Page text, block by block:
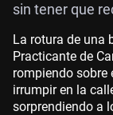
sin tener que
La rotura de una
Practicante de
rompiendo sobre
irrumpir en la
sorprendiendo a